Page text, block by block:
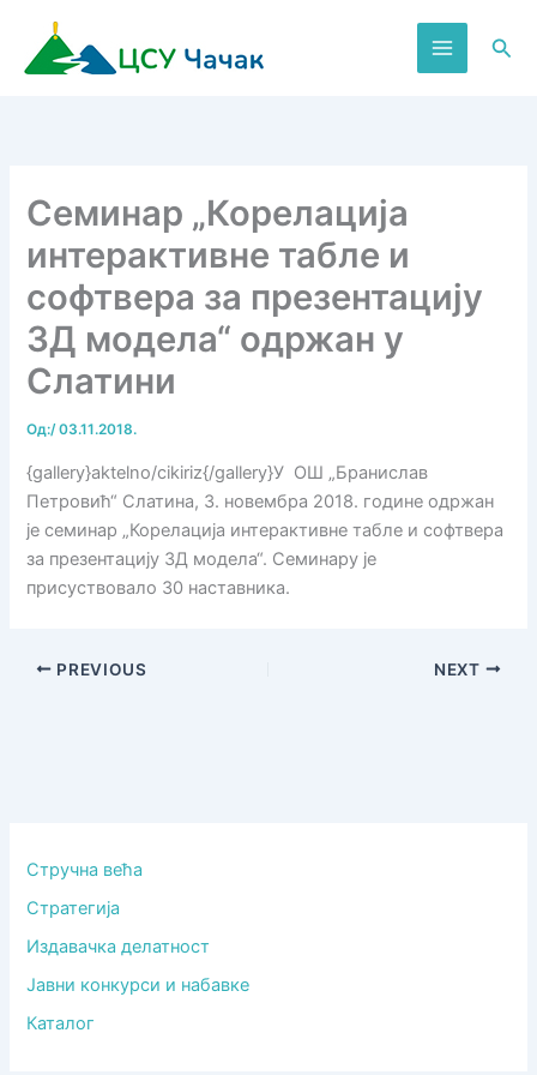
садржај
Семинар „Корелација
интерактивне табле и
софтвера за презентацију
3Д модела“ одржан у
Слатини
Од:/03.11.2018.
{gallery}aktelno/cikiriz{/gallery}У ОШ „Бранислав
Петровић“ Слатина, 3. новембра 2018. године одржан
је семинар „Корелација интерактивне табле и софтвера
за презентацију 3Д модела“. Семинару је
присуствовало 30 наставника.
PREVIOUS NEXT
Стручна већа
Стратегија
Издавачка делатност
Јавни конкурси и набавке
Каталог